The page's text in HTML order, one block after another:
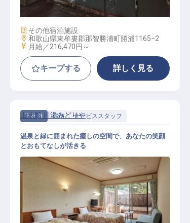
施設業態
その他宿泊施設
勤務地
和歌山県東牟婁郡那智勝浦町勝浦1165−2
給与
月給／216,470円～
キープする 詳しく見る
正社員 宿泊 サービススタッフ
山水館 川湯みどりや
温泉と緑に囲まれた癒しの空間で、あなたの笑顔
とおもてなしが活きる